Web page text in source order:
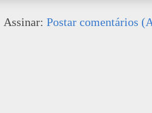
Assinar: Postar comentários